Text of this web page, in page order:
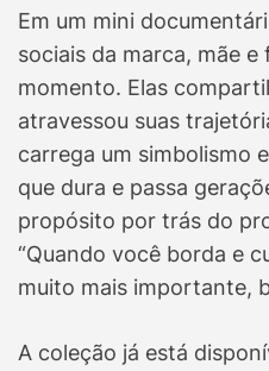
Em um mini
sociais da marca, mãe
momento. Elas
atravessou suas
carrega um simbolismo
que dura e passa
propósito por trás do
“Quando você borda e
muito mais importante,
A coleção já está